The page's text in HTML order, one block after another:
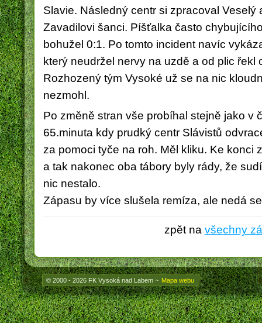
Slavie. Následný centr si zpracoval Veselý
Zavadilovi šanci. Píšťalka často
bohužel 0:1. Po tomto incident navíc
který neudržel nervy na uzdě a od plic řekl
Rozhozený tým Vysoké už se na nic
nezmohl.
Po změně stran vše probíhal stejně jako v
65.minuta kdy prudký centr Slávistů
za pomoci tyče na roh. Měl kliku. Ke konci
a tak nakonec oba tábory byly rády, že
nic nestalo.
Zápasu by více slušela remíza, ale nedá
zpět na všechny
© 2000 - 2026 FK Vysoká nad Labem ~ Mapa webu